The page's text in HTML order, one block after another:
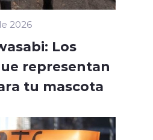
2026
Los
representan
tu mascota